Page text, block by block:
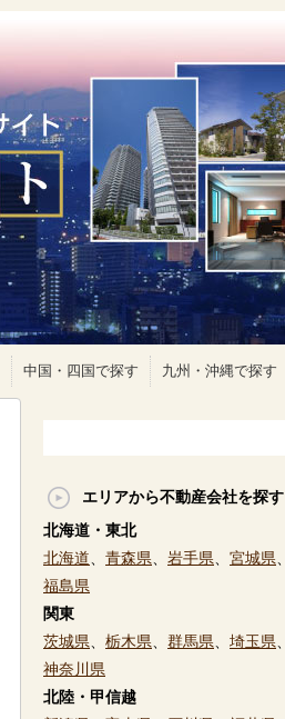
中国・四国で探す 九州・沖縄で探す
エリアから不動産会社を探す
北海道・東北
北海道
青森県 岩手県 宮城県
福島県
関東
茨城県
栃木県 群馬県 埼玉県
神奈川県
北陸・甲信越